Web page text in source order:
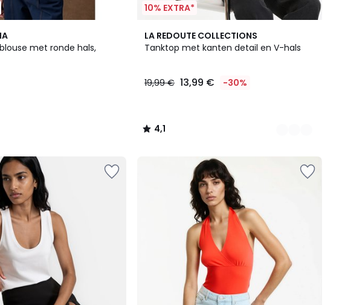
met ronde hals,
10% EXTRA*
LA REDOUTE COLLECTIONS
Tanktop met kanten detail en V-hals
19,99 € 13,99 € -30%
4,1
/ 5
2
Kleuren
4,1
/